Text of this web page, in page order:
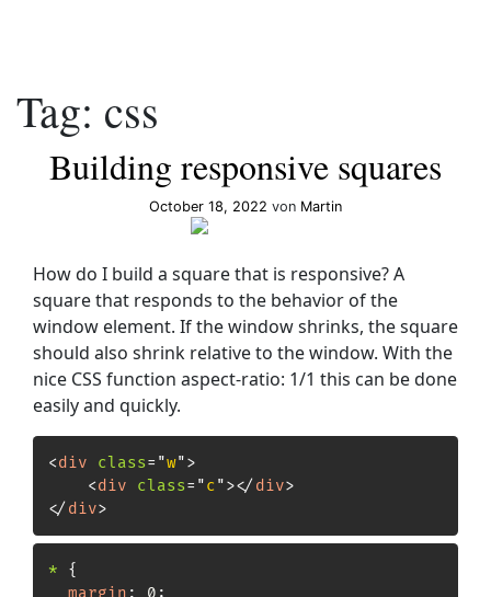
Tag: css
Building responsive squares
October 18, 2022 von Martin
How do I build a square that is responsive? A
square that responds to the behavior of the
window element. If the window shrinks, the square
should also shrink relative to the window. With the
nice CSS function aspect-ratio: 1/1 this can be done
easily and quickly.
<div class= "w">
<div class= "c "></div>
</div>
*
{
margin : 0 ;